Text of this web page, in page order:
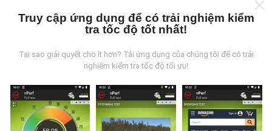
Những dữ liệu này đến từ đâu?
Dữ liệu được thu thập từ các lần đo được thực hiện
bởi người dùng ứng dụng nPerf. Đây là những thử
nghiệm được tiến hành trong điều kiện thực tế, trực
tiếp trong lĩnh vực này. Nếu bạn cũng muốn tham gia,
Truy cập ứng dụng để có trải nghiệm kiểm
tra tốc độ tốt nhất!
Tại sao giải quyết cho ít hơn? Tải ứng dụng của chúng tôi để có trải
nghiệm kiểm tra tốc độ tối ưu!